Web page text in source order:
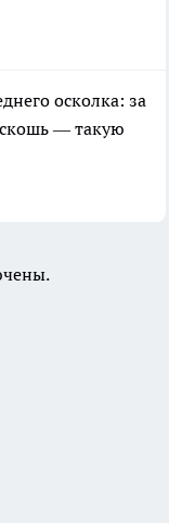
осколка: за
— такую